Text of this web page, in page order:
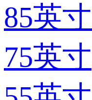
85英
75英寸